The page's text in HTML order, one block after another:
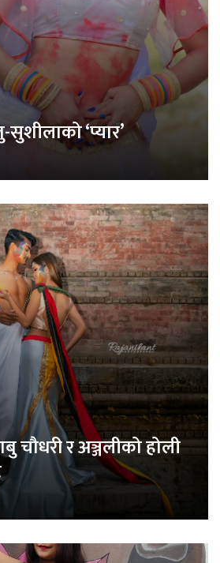
सुशीलाको ‘प्यार’
चौधरी र अञ्जलीको होली